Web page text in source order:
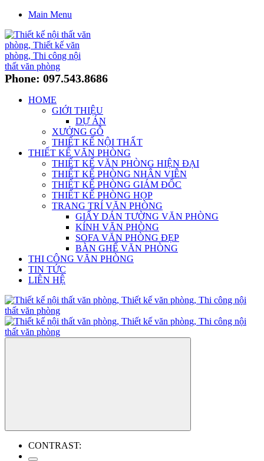
Main Menu
Phone: 097.543.8686
HOME
GIỚI THIỆU
DỰ ÁN
XƯỞNG GỖ
THIẾT KẾ NỘI THẤT
THIẾT KẾ VĂN PHÒNG
THIẾT KẾ VĂN PHÒNG HIỆN ĐẠI
THIẾT KẾ PHÒNG NHÂN VIÊN
THIẾT KẾ PHÒNG GIÁM ĐỐC
THIẾT KẾ PHÒNG HỌP
TRANG TRÍ VĂN PHÒNG
GIẤY DÁN TƯỜNG VĂN PHÒNG
KÍNH VĂN PHÒNG
SOFA VĂN PHÒNG ĐẸP
BÀN GHẾ VĂN PHÒNG
THI CÔNG VĂN PHÒNG
TIN TỨC
LIÊN HỆ
CONTRAST: